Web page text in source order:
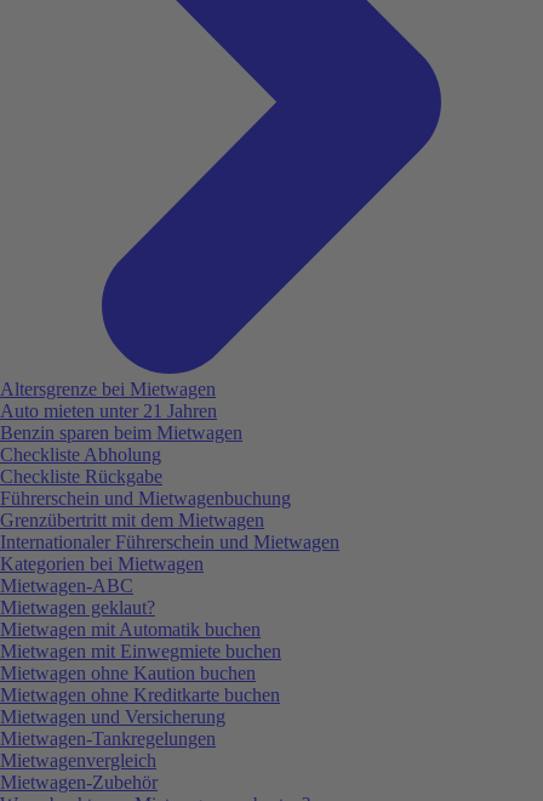
Altersgrenze bei Mietwagen
Auto mieten unter 21 Jahren
Benzin sparen beim Mietwagen
Checkliste Abholung
Checkliste Rückgabe
Führerschein und Mietwagenbuchung
Grenzübertritt mit dem Mietwagen
Internationaler Führerschein und Mietwagen
Kategorien bei Mietwagen
Mietwagen-ABC
Mietwagen geklaut?
Mietwagen mit Automatik buchen
Mietwagen mit Einwegmiete buchen
Mietwagen ohne Kaution buchen
Mietwagen ohne Kreditkarte buchen
Mietwagen und Versicherung
Mietwagen-Tankregelungen
Mietwagenvergleich
Mietwagen-Zubehör